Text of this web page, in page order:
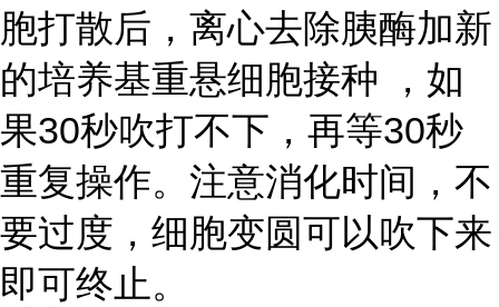
胞打散后，离心去除胰酶加新
的培养基重悬细胞接种 ，如
果30秒吹打不下，再等30秒
重复操作。注意消化时间，不
要过度，细胞变圆可以吹下来
即可终止。